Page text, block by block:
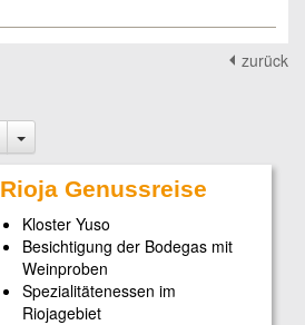
zurück
Rioja Genussreise
Kloster Yuso
Besichtigung der Bodegas mit
Weinproben
Spezialitätenessen im
Riojagebiet